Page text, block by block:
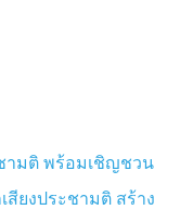
ามติ พร้อมเชิญชวน
ยงประชามติ สร้าง